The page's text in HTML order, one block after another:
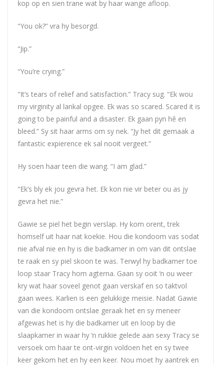
kop op en sien trane wat by haar wange afloop.
“You ok?” vra hy besorgd.
“Jip.”
“You’re crying.”
“It’s tears of relief and satisfaction.” Tracy sug. “Ek wou
my virginity al lankal opgee. Ek was so scared. Scared it is
going to be painful and a disaster. Ek gaan pyn hê en
bleed.” Sy sit haar arms om sy nek. “Jy het dit gemaak a
fantastic expierence ek sal nooit vergeet.”
Hy soen haar teen die wang. “I am glad.”
“Ek’s bly ek jou gevra het. Ek kon nie vir beter ou as jy
gevra het nie.”
Gawie se piel het begin verslap. Hy kom orent, trek
homself uit haar nat koekie. Hou die kondoom vas sodat
nie afval nie en hy is die badkamer in om van dit ontslae
te raak en sy piel skoon te was. Terwyl hy badkamer toe
loop staar Tracy hom agterna. Gaan sy ooit ‘n ou weer
kry wat haar soveel genot gaan verskaf en so taktvol
gaan wees. Karlien is een gelukkige meisie. Nadat Gawie
van die kondoom ontslae geraak het en sy meneer
afgewas het is hy die badkamer uit en loop by die
slaapkamer in waar hy ‘n rukkie gelede aan sexy Tracy se
versoek om haar te ont-virgin voldoen het en sy twee
keer gekom het en hy een keer. Nou moet hy aantrek en